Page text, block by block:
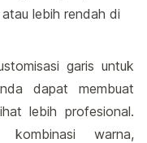
lebih rendah di
garis untuk
dapat membuat
lebih profesional.
kombinasi warna,